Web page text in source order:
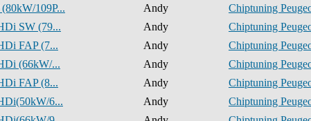
109P...
Andy
Chiptuning
SW (79...
Andy
Chiptuning
FAP (7...
Andy
Chiptuning
(66kW/...
Andy
Chiptuning
FAP (8...
Andy
Chiptuning
6...
Andy
Chiptuning